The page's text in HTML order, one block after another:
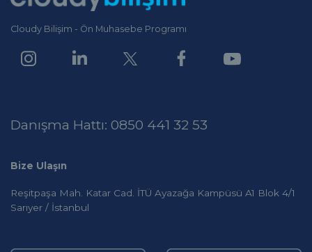
Cloudy Bilişim - Ön Muhasebe Programı
Danışma Hattı: 0850 441 32 53
Bize Ulaşın
Reşitpaşa Mah. Katar Cad. İTÜ Ayazağa Kampüsü A1 Blok 4/1
Sarıyer / İstanbul